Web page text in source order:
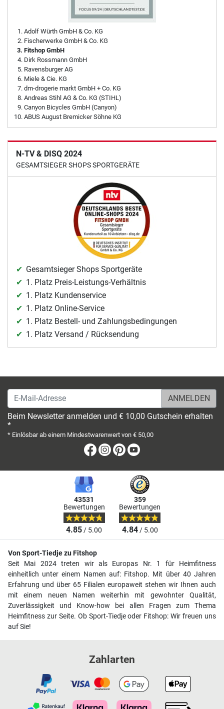
Adolf Würth GmbH & Co. KG
Fischerwerke GmbH & Co. KG
Fitshop GmbH
Dirk Rossmann GmbH
Ravensburger AG
Miele & Cie. KG
dm-drogerie markt GmbH + Co. KG
Andreas Stihl AG & Co. KG (STIHL)
Canyon Bicycles GmbH (Canyon)
ABUS August Bremicker Söhne KG
N-TV & DISQ 2024
GESAMTSIEGER SHOPS SPORTGERÄTE
Gesamtsieger Shops Sportgeräte
1. Platz Preis-Leistungs-Verhältnis
1. Platz Kundenservice
1. Platz Online-Service
1. Platz Bestell- und Zahlungsbedingungen
1. Platz Versand / Rücksendung
E-Mail-Adresse
Beim Newsletter anmelden und € 10,00 Gutschein erhalten
*
* Einlösbar ab einem Mindestwarenwert von € 50,00
Facebook
Instagram
Pinterest
43531
Bewertungen
4.85/ 5.00
359
Bewertungen
4.84/ 5.00
Von Sport-Tiedje zu Fitshop
Seit Mai 2024 treten wir als Europas Nr. 1 für Heimfitness
einheitlich unter einem Namen auf: Fitshop. Mit über 40 Jahren
Erfahrung und über 65 Filialen europaweit stehen wir Ihnen auch
mit einem neuen Namen weiterhin mit gewohnter Qualität,
Zuverlässigkeit und Know-how bei allen Fragen zum Thema
Heimfitness zur Seite. Ob Sport-Tiedje oder Fitshop: Wir freuen uns
auf Sie!
Zahlarten